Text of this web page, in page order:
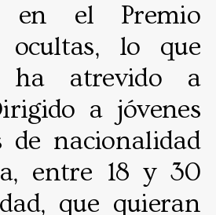
en el Premio
ocultas, lo que
ha atrevido a
a jóvenes
de nacionalidad
entre 18 y 30
que quieran